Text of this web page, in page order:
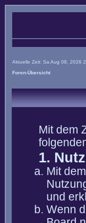
Aktuelle Zeit: Sa Aug 08, 2026
Foren-Übersicht
Mit dem
1.
Mit
und
Wenn